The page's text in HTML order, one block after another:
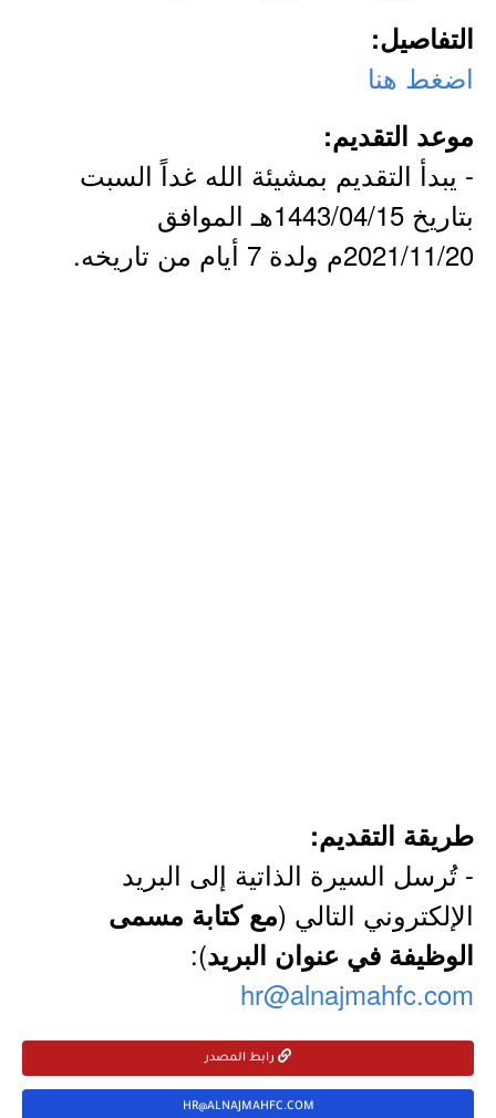
التفاصيل:
اضغط هنا
موعد التقديم:
- يبدأ التقديم بمشيئة الله غداً السبت
بتاريخ 1443/04/15هـ الموافق
2021/11/20م ولدة 7 أيام من تاريخه.
طريقة التقديم:
- تُرسل السيرة الذاتية إلى البريد
الإلكتروني التالي (مع كتابة مسمى
الوظيفة في عنوان البريد):
hr@alnajmahfc.com
رابط المصدر
HR@ALNAJMAHFC.COM